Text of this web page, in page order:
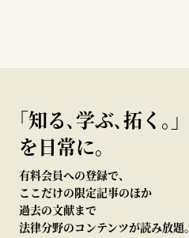
｢知る､学ぶ､拓く｡｣
を日常に。
有料会員への登録で、
ここだけの限定記事のほか
過去の文献まで
法律分野のコンテンツが読み放題。